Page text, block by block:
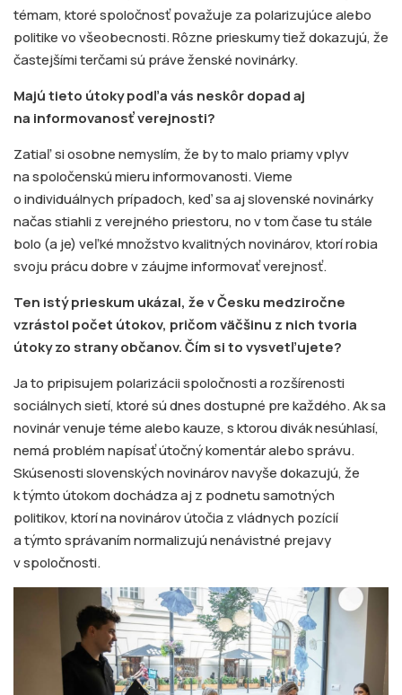
témam, ktoré spoločnosť považuje za polarizujúce alebo
politike vo všeobecnosti. Rôzne prieskumy tiež dokazujú, že
častejšími terčami sú práve ženské novinárky.
Majú tieto útoky podľa vás neskôr dopad aj
na informovanosť verejnosti?
Zatiaľ si osobne nemyslím, že by to malo priamy vplyv
na spoločenskú mieru informovanosti. Vieme
o individuálnych prípadoch, keď sa aj slovenské novinárky
načas stiahli z verejného priestoru, no v tom čase tu stále
bolo (a je) veľké množstvo kvalitných novinárov, ktorí robia
svoju prácu dobre v záujme informovať verejnosť.
Ten istý prieskum ukázal, že v Česku medziročne
vzrástol počet útokov, pričom väčšinu z nich tvoria
útoky zo strany občanov. Čím si to vysvetľujete?
Ja to pripisujem polarizácii spoločnosti a rozšírenosti
sociálnych sietí, ktoré sú dnes dostupné pre každého. Ak sa
novinár venuje téme alebo kauze, s ktorou divák nesúhlasí,
nemá problém napísať útočný komentár alebo správu.
Skúsenosti slovenských novinárov navyše dokazujú, že
k týmto útokom dochádza aj z podnetu samotných
politikov, ktorí na novinárov útočia z vládnych pozícií
a týmto správaním normalizujú nenávistné prejavy
v spoločnosti.